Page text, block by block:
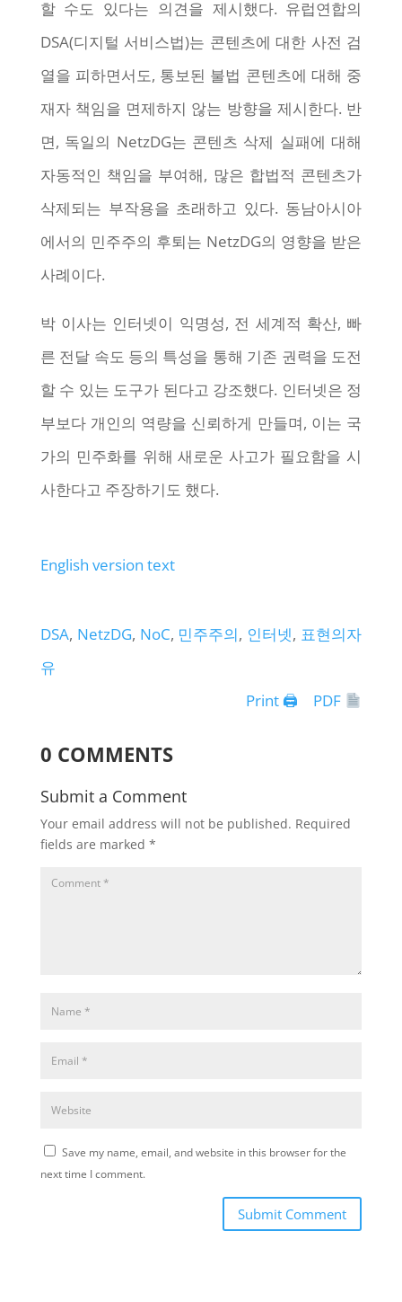
할 수도 있다는 의견을 제시했다. 유럽연합의
DSA(디지털 서비스법)는 콘텐츠에 대한 사전 검
열을 피하면서도, 통보된 불법 콘텐츠에 대해 중
재자 책임을 면제하지 않는 방향을 제시한다. 반
면, 독일의 NetzDG는 콘텐츠 삭제 실패에 대해
자동적인 책임을 부여해, 많은 합법적 콘텐츠가
삭제되는 부작용을 초래하고 있다. 동남아시아
에서의 민주주의 후퇴는 NetzDG의 영향을 받은
사례이다.
박 이사는 인터넷이 익명성, 전 세계적 확산, 빠
른 전달 속도 등의 특성을 통해 기존 권력을 도전
할 수 있는 도구가 된다고 강조했다. 인터넷은 정
부보다 개인의 역량을 신뢰하게 만들며, 이는 국
가의 민주화를 위해 새로운 사고가 필요함을 시
사한다고 주장하기도 했다.
English version text
DSA, NetzDG, NoC, 민주주의, 인터넷, 표현의자
유
Print 🖨
PDF
0 COMMENTS
Submit a Comment
Your email address will not be published. Required
fields are marked *
Save my name, email, and website in this browser for the
next time I comment.
Submit Comment